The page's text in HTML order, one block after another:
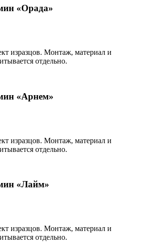
«Орада»
изразцов. Монтаж, материал и
отдельно.
«Арнем»
изразцов. Монтаж, материал и
отдельно.
«Лайм»
изразцов. Монтаж, материал и
отдельно.